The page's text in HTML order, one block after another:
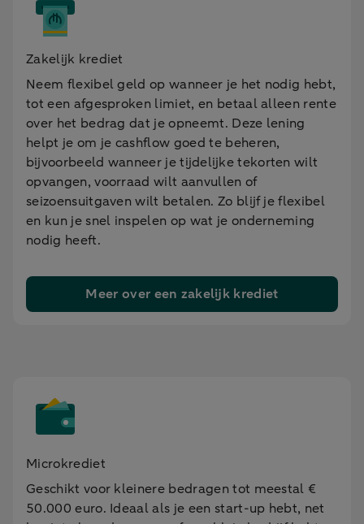
Zakelijk krediet
Neem flexibel geld op wanneer je het nodig hebt,
tot een afgesproken limiet, en betaal alleen rente
over het bedrag dat je opneemt. Deze lening
helpt je om je cashflow goed te beheren,
bijvoorbeeld wanneer je tijdelijke tekorten wilt
opvangen, voorraad wilt aanvullen of
seizoensuitgaven wilt betalen. Zo blijf je flexibel
en kun je snel inspelen op wat je onderneming
nodig heeft.
Meer over een zakelijk krediet
Microkrediet
Geschikt voor kleinere bedragen tot meestal €
50.000 euro. Ideaal als je een start-up hebt, net